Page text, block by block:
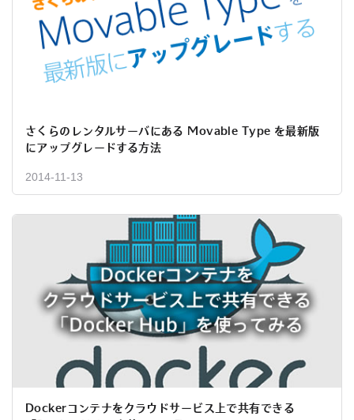
さくらのレンタルサーバにある Movable Type を最新版
にアップグレードする方法
2014-11-13
Dockerコンテナをクラウドサービス上で共有できる